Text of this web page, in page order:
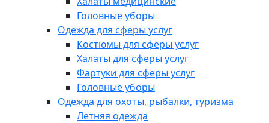
Головные уборы
Одежда для сферы услуг
Костюмы для сферы услуг
Халаты для сферы услуг
Фартуки для сферы услуг
Головные уборы
Одежда для охоты, рыбалки, туризма
Летняя одежда